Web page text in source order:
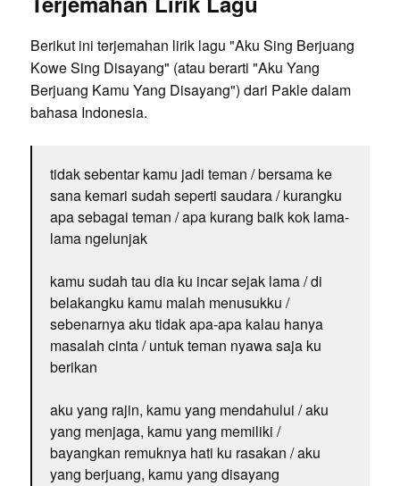
Berikut ini terjemahan lirik lagu "Aku Sing Berjuang
Kowe Sing Disayang" (atau berarti "Aku Yang
Berjuang Kamu Yang Disayang") dari Pakle dalam
bahasa Indonesia.
tidak sebentar kamu jadi teman / bersama ke
sana kemari sudah seperti saudara / kurangku
apa sebagai teman / apa kurang baik kok lama-
lama ngelunjak
kamu sudah tau dia ku incar sejak lama / di
belakangku kamu malah menusukku /
sebenarnya aku tidak apa-apa kalau hanya
masalah cinta / untuk teman nyawa saja ku
berikan
aku yang rajin, kamu yang mendahului / aku
yang menjaga, kamu yang memiliki /
bayangkan remuknya hati ku rasakan / aku
yang berjuang, kamu yang disayang